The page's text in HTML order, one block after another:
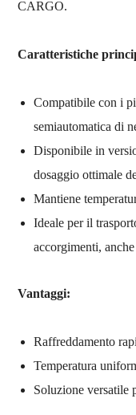
CARGO.
Caratteristiche
Compatibile con i
semiautomatica di
Disponibile in
dosaggio ottimale
Mantiene
Ideale per il
accorgimenti,
Vantaggi:
Raffreddamento
Temperatura
Soluzione versatile